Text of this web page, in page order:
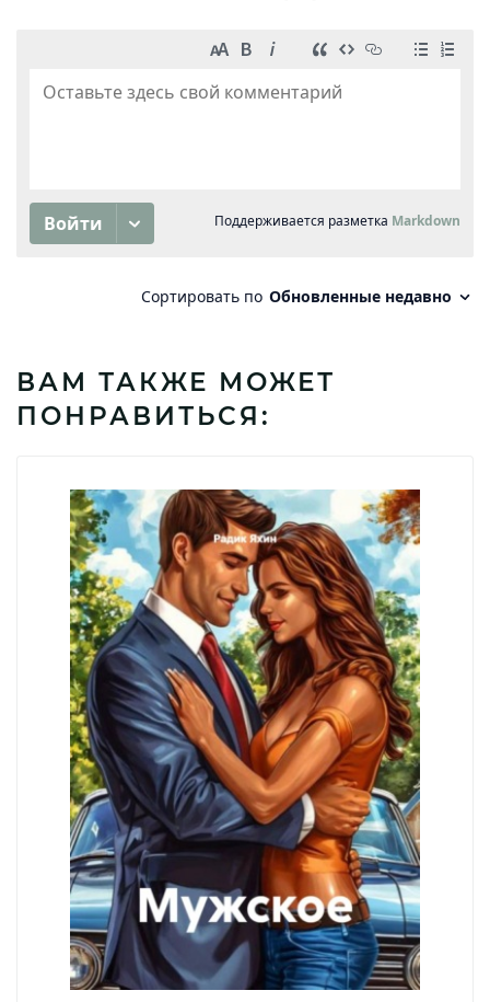
ВАМ ТАКЖЕ МОЖЕТ
ПОНРАВИТЬСЯ: